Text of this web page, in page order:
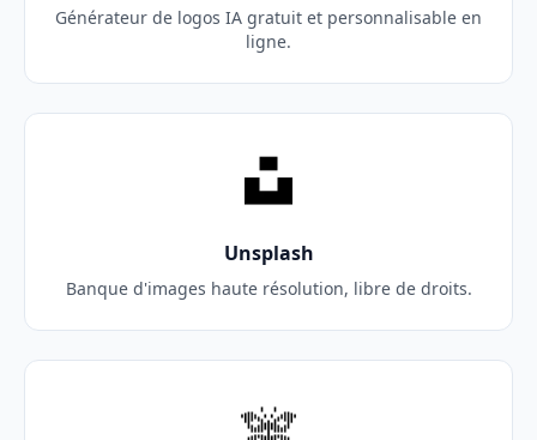
Générateur de logos IA gratuit et personnalisable en
ligne.
Unsplash
Banque d'images haute résolution, libre de droits.